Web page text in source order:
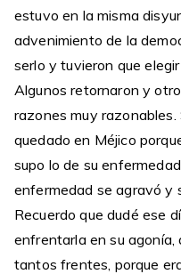
estuvo en la misma
advenimiento de la
serlo y tuvieron que
Algunos retornaron y
razones muy
quedado en Méjico
supo lo de su
enfermedad se agravó y
Recuerdo que dudé ese
enfrentarla en su agonía,
tantos frentes, porque